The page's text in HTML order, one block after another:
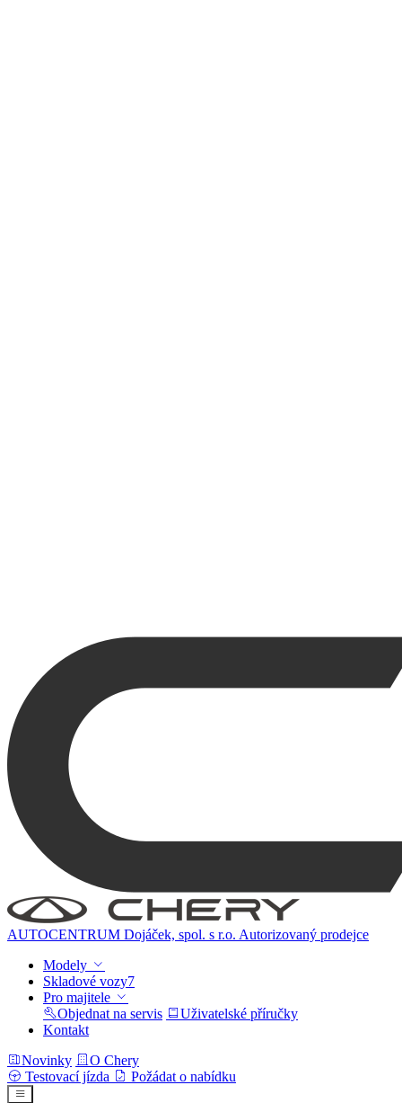
AUTOCENTRUM Dojáček, spol. s r.o. Autorizovaný prodejce
Modely
Skladové vozy7
Pro majitele
Objednat na servis
Uživatelské příručky
Kontakt
Novinky
O Chery
Testovací jízda
Požádat o nabídku